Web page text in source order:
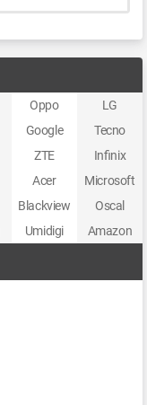
Oppo
LG
Google
Tecno
ZTE
Infinix
Acer
Microsoft
Blackview
Oscal
Umidigi Amazon